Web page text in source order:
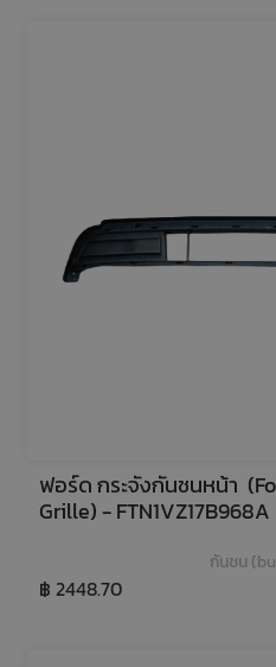
ฟอร์ด กระจังกันชนหน้า
Grille) - FTN1VZ17B968A
กันชน
฿ 2448.70